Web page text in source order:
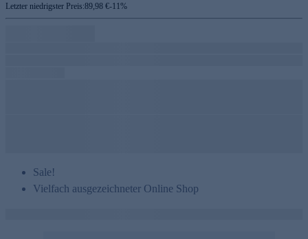
Letzter niedrigster Preis:89,98 €-11%
Sale!
Vielfach ausgezeichneter Online Shop